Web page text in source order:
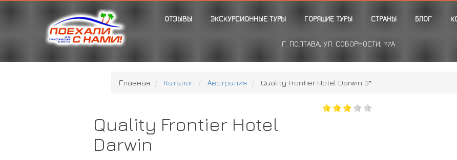
ОТЗЫВЫ ЭКСКУРСИОННЫЕ ТУРЫ ГОРЯЩИЕ ТУРЫ СТРАНЫ БЛОГ
Г. ПОЛТАВА, УЛ. СОБОРНОСТИ, 77А
Главная Каталог Австралия Quality Frontier Hotel Darwin 3*
Quality Frontier Hotel
Darwin